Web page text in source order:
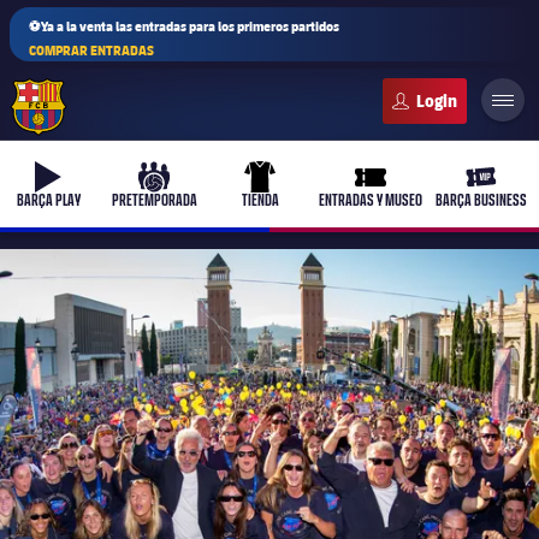
⚽Ya a la venta las entradas para los primeros partidos
COMPRAR ENTRADAS
b-play
BARÇA PLAY
culers-ball
PRETEMPORADA
uniform
TIENDA
ticket-full
ENTRADAS Y MUSEO
ticket-
BARÇA BUSINESS